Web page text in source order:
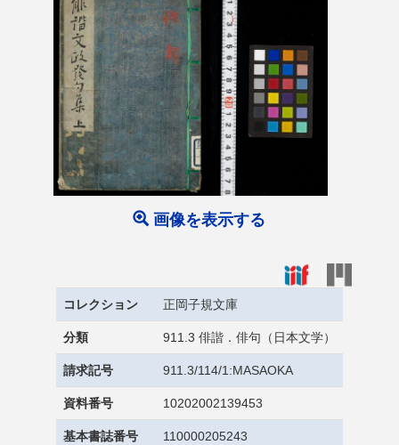
画像を表示する
コレクション 正岡子規文庫
分類 911.3 俳諧．俳句（日本文学）
請求記号 911.3/114/1:MASAOKA
資料番号 10202002139453
基本書誌番号 110000205243